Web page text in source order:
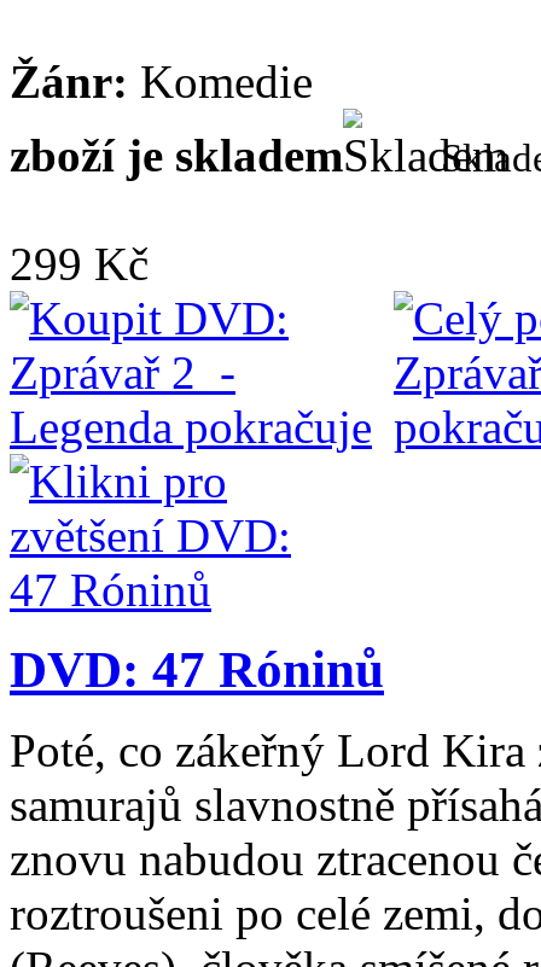
Žánr: Komedie
zboží je skladem
299 Kč
DVD: 47 Róninů
Poté, co zákeřný Lord
samurajů slavnostně
znovu nabudou ztracenou
roztroušeni po celé zemi,